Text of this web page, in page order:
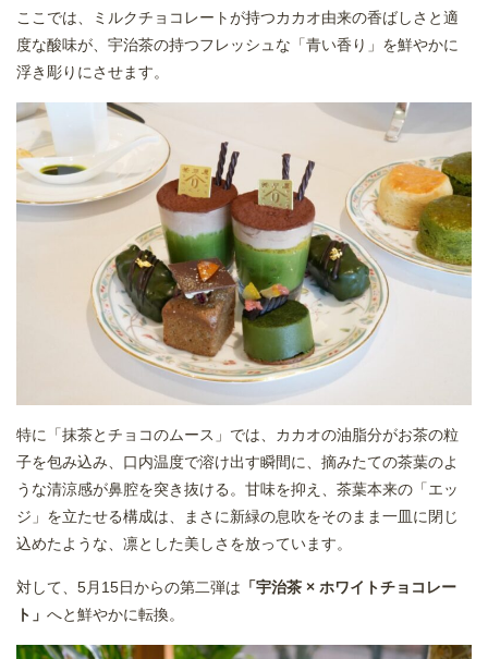
ここでは、ミルクチョコレートが持つカカオ由来の香ばしさと適
度な酸味が、宇治茶の持つフレッシュな「青い香り」を鮮やかに
浮き彫りにさせます。
特に「抹茶とチョコのムース」では、カカオの油脂分がお茶の粒
子を包み込み、口内温度で溶け出す瞬間に、摘みたての茶葉のよ
うな清涼感が鼻腔を突き抜ける。甘味を抑え、茶葉本来の「エッ
ジ」を立たせる構成は、まさに新緑の息吹をそのまま一皿に閉じ
込めたような、凛とした美しさを放っています。
対して、5月15日からの第二弾は 「宇治茶 × ホワイトチョコレー
ト」 へと鮮やかに転換。